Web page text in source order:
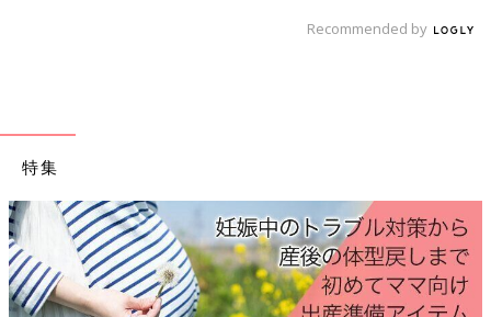
一般的なもので、汚れ落としの効果が高く、比較的短時間でキレ
機を回します。
い等、注意点をよく読んで気を付けて使用してください。
また特徴的なニオイがありますので、気になる方は洗濯槽洗浄後
に再度すすぎをすることをオススメします。
Recommended by
特集